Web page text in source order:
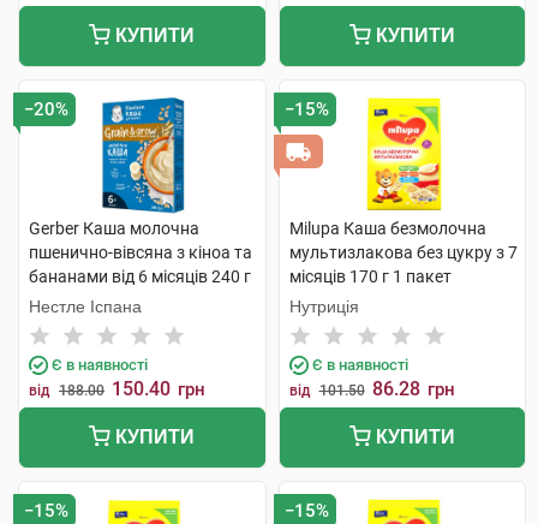
КУПИТИ КУПИТИ
−20%
Gerber Каша молочна
пшенично-вівсяна з кіноа та
бананами від 6 місяців 240 г
1 коробка
Нестле Іспана
Є в наявності
від 188.00 150.40 грн
КУПИТИ
−15%
Milupa Каша безмолочна
мультизлакова без цукру з 7
місяців 170 г 1 пакет
Нутриція
Є в наявності
від 101.50 86.28 грн
КУПИТИ
−15% −15%